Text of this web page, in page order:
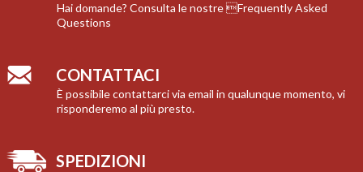
Hai domande? Consulta le nostre Frequently Asked
Questions
CONTATTACI
È possibile contattarci via email in qualunque momento, vi
risponderemo al più presto.
SPEDIZIONI